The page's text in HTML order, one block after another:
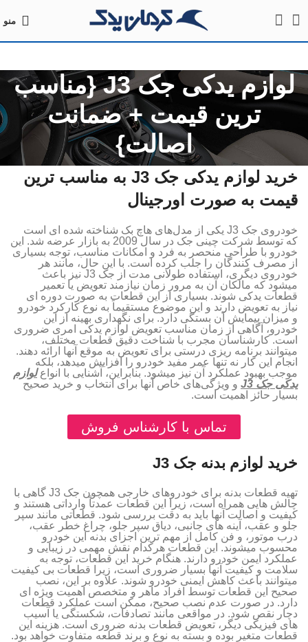
منو
لوازم یدکی جک J3 {مناسب
ترین قیمت + ضمانت
اصالت}
خرید لوازم یدکی جک J3 به مناسب ترین
قیمت به صورت اورجینال
خودروی جک J3 یکی از مدل‌های هاچ‌ بک شناخته شده‌ ای است
که توسط شرکت چینی جک در سال 2009 به بازار عرضه شد. این
خودرو با طراحی منحصر‌ به‌ فرد و امکانات مناسب، توجه بسیاری
از مصرف‌ کنندگان را جلب کرده است. با این حال، مانند هر
خودروی دیگری، استفاده طولانی‌ مدت از جک J3 نیز باعث
میشود که مالکان آن به مرور زمان نیازمند تعویض یا تعمیر
قطعات یدکی شوند. بسیاری از این قطعات به‌ صورت دوره‌ ای
نیاز به تعویض دارند و این موضوع مستقیماً به نوع کارکرد خودرو
و میزان پیمایش آن بستگی دارد. برای نگهداری بهینه از این
خودرو، آگاهی از زمان مناسب تعویض لوازم یدکی امری ضروری
است. کارشناسان مجرب با شناخت دقیق قطعات مختلف،
میتوانند برنامه‌ ریزی درستی برای تعویض به موقع آنها ارائه دهند.
انجام این کار نه تنها عمر مفید خودرو را افزایش میدهد، بلکه
موجب بهبود عملکرد آن نیز میشود. بنابراین، آشنایی با انواعلوازم
یدکی جک J3
و ویژگی‌های خاص آنها برای انتخاب و خرید صحیح
بسیار حائز اهمیت است.
تماس با کارشناس فروش
خرید لوازم بدنه جک J3
تهیه قطعات بدنه برای خودروهای خارجی همچون جک J3 گاهی با
چالش‌ هایی همراه است، زیرا این قطعات عمدتاً وارداتی هستند و
کیفیت و اصالت آنها باید به دقت بررسی شود. قطعاتی مانند سپر
جلو و عقب، آینه‌ های جانبی، دیاق سپر جلو، چراغ خطر عقب،
درب موتور، و فن کامل از مهم‌ ترین اجزای بدنه این خودرو
محسوب میشوند. این قطعات هرکدام نقش مهمی در زیبایی و
عملکرد ایمن خودرو دارند. هنگام خرید این قطعات، توجه به
سلامت و کیفیت آنها بسیار ضروری است، زیرا قطعات بی‌ کیفیت
میتوانند باعث کاهش ایمنی خودرو شوند. علاوه بر این، نصب
صحیح این قطعات توسط افراد ماهر و متخصص اهمیت ویژه‌ ای
دارد. در صورت عدم نصب صحیح، ممکن است عملکرد قطعات
دچار نقص شود. در مواقعی مانند تصادفات، شکستگی یا آسیب‌
های فیزیکی دیگر، تعویض قطعات بدنه ضروری است. هزینه این
قطعات متغیر بوده و بسته به نوع و برند قطعه متفاوت خواهد بود.